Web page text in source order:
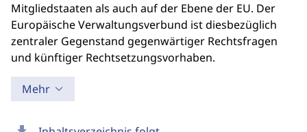
Mitgliedstaaten als auch auf der Ebene der EU. Der
Europäische Verwaltungsverbund ist diesbezüglich
zentraler Gegenstand gegenwärtiger Rechtsfragen
und künftiger Rechtsetzungsvorhaben.
Mehr